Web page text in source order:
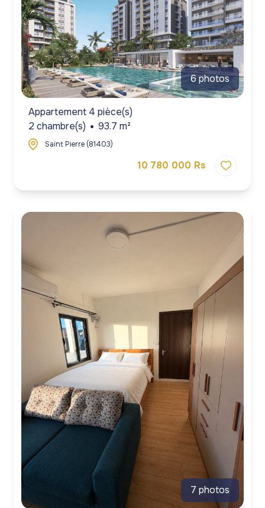
commerces
Programmes
neufs
Viagers
commerces
Programmes
neufs
gestion
de
patrimoine
blog
contact
6 photos
Appartement 4 pièce(s)
2 chambre(s)
93.7 m²
Saint Pierre (81403)
10 780 000 Rs
7 photos